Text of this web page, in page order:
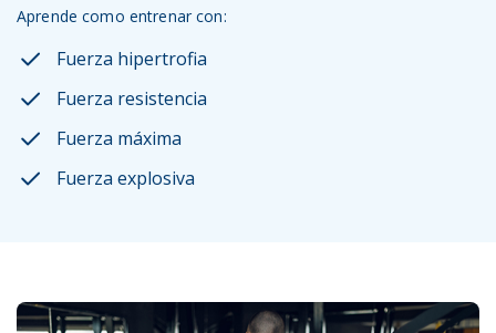
Aprende como entrenar con:
Fuerza hipertrofia
Fuerza resistencia
Fuerza máxima
Fuerza explosiva